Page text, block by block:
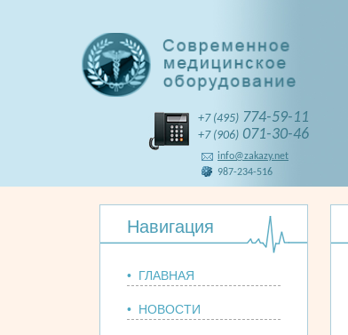
+7 (495) 774-59-11
+7 (906) 071-30-46
info@zakazy.net
987-234-516
Навигация
• ГЛАВНАЯ
• НОВОСТИ